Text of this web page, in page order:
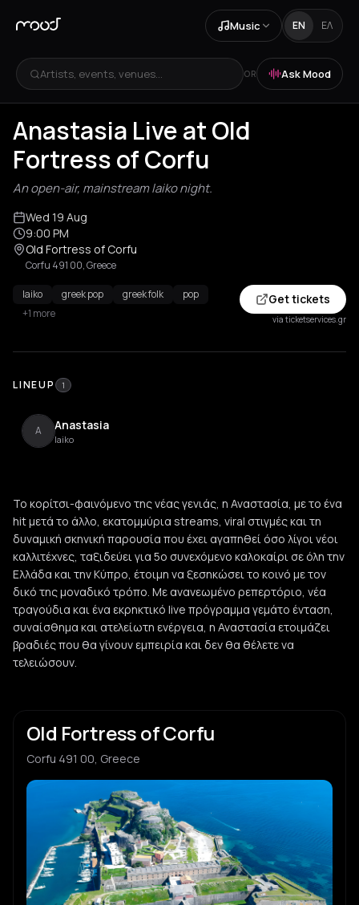
Music EN ΕΛ
Artists, events, venues... OR Ask Mood
Anastasia Live at Old
Fortress of Corfu
An open-air, mainstream laiko night.
Wed 19 Aug
9:00 PM
Old Fortress of Corfu
Corfu 491 00, Greece
laiko greek pop greek folk
pop
+1 more
Get tickets
via ticketservices.gr
LINEUP 1
A Anastasia
laiko
Το κορίτσι-φαινόμενο της νέας γενιάς, η Αναστασία, με το ένα
hit μετά το άλλο, εκατομμύρια streams, viral στιγμές και τη
δυναμική σκηνική παρουσία που έχει αγαπηθεί όσο λίγοι νέοι
καλλιτέχνες, ταξιδεύει για 5ο συνεχόμενο καλοκαίρι σε όλη την
Ελλάδα και την Κύπρο, έτοιμη να ξεσηκώσει το κοινό με τον
δικό της μοναδικό τρόπο. Με ανανεωμένο ρεπερτόριο, νέα
τραγούδια και ένα εκρηκτικό live πρόγραμμα γεμάτο ένταση,
συναίσθημα και ατελείωτη ενέργεια, η Αναστασία ετοιμάζει
βραδιές που θα γίνουν εμπειρία και δεν θα θέλετε να
τελειώσουν.
Old Fortress of Corfu
Corfu 491 00, Greece